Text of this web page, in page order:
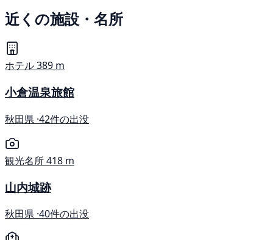
近くの施設・名所
ホテル389 m
小倉温泉旅館
秋田県 ·42件の出没
観光名所418 m
山内城跡
秋田県 ·40件の出没